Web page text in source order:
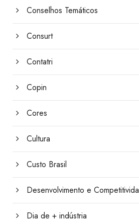
Conselhos Temáticos
Consurt
Contatri
Copin
Cores
Cultura
Custo Brasil
Desenvolvimento e
Dia de + indústria